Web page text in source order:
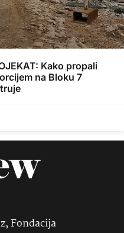
Kako propali
na Bloku 7
Fondacija